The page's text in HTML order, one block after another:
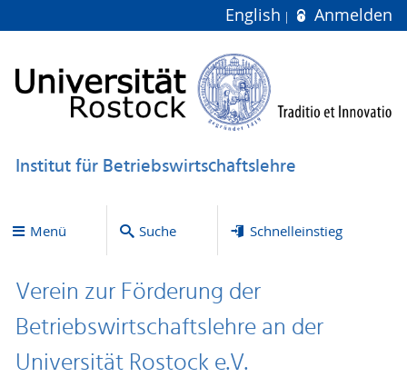
English Anmelden
Institut für Betriebswirtschaftslehre
Menü Suche Schnelleinstieg
Verein zur Förderung der
Betriebswirtschaftslehre an der
Universität Rostock e.V.